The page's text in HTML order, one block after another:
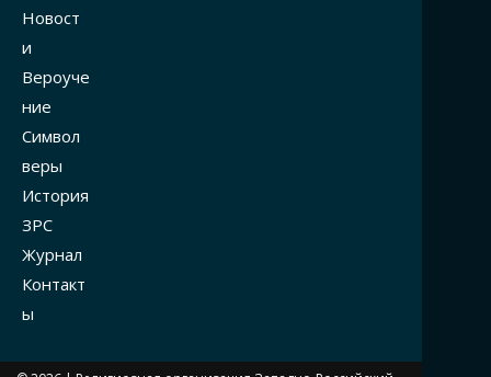
Новост
и
Вероуче
ние
Символ
веры
История
ЗРС
Журнал
Контакт
ы